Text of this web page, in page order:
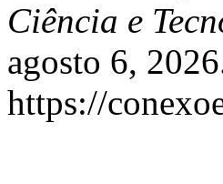
Ciência e
agosto 6,
https://